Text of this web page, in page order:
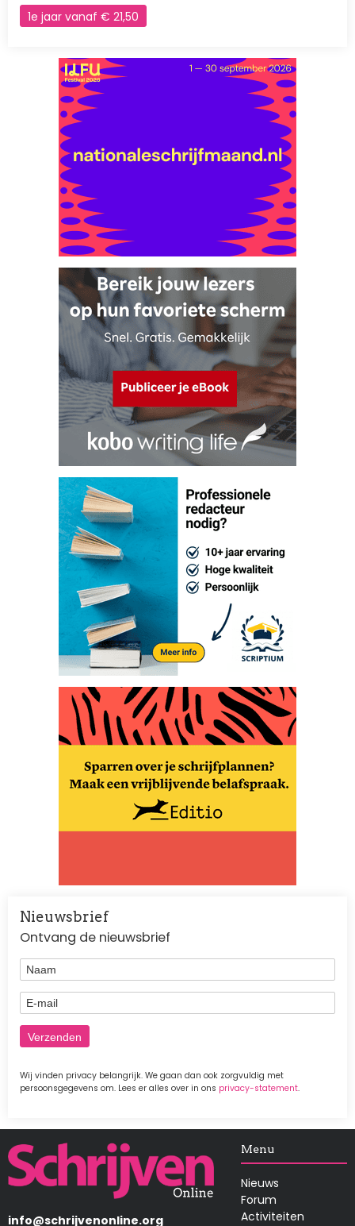
1e jaar vanaf € 21,50
Nieuwsbrief
Ontvang de nieuwsbrief
Naam
E-mail
Wij vinden privacy belangrijk. We gaan dan ook zorgvuldig met
persoonsgegevens om. Lees er alles over in ons privacy-statement.
Afbeelding
info@schrijvenonline.org
Menu
Nieuws
Forum
Activiteiten